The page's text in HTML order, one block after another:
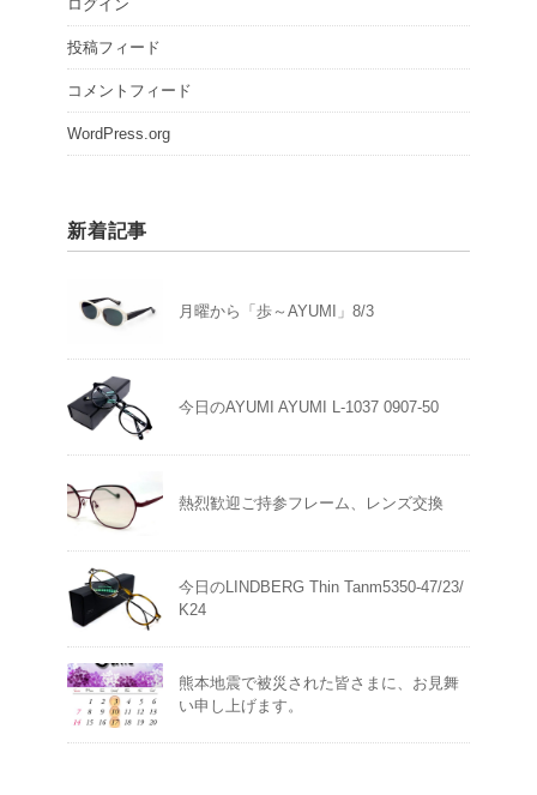
ログイン
投稿フィード
コメントフィード
WordPress.org
新着記事
月曜から「歩～AYUMI」8/3
今日のAYUMI AYUMI L-1037 0907-50
熱烈歓迎ご持参フレーム、レンズ交換
今日のLINDBERG Thin Tanm5350-47/23/
K24
熊本地震で被災された皆さまに、お見舞
い申し上げます。